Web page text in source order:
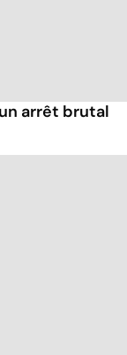
arrêt brutal